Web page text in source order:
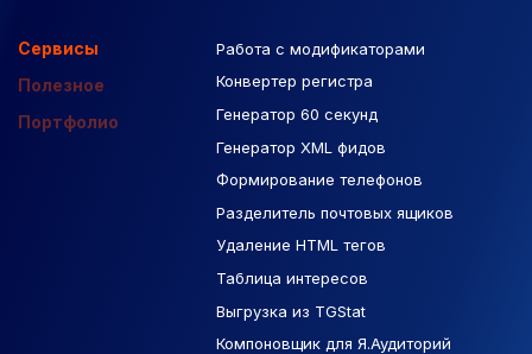
Сервисы
Полезное
Портфолио
Работа с модификаторами
Конвертер регистра
Генератор 60 секунд
Генератор XML фидов
Формирование телефонов
Разделитель почтовых ящиков
Удаление HTML тегов
Таблица интересов
Выгрузка из TGStat
Компоновщик для Я.Аудиторий
Подборка сайтов
Макеты Figma
База Яндекс Карты
РСЯ площадки
Созданные сайты
Контекстная реклама